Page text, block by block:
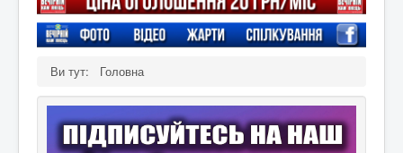
Ви тут: Головна